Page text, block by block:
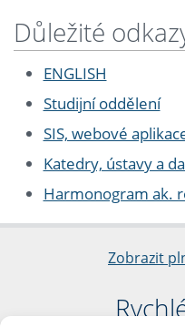
Důležité
ENGLISH
Studijní oddělení
SIS, webové
Katedry, ústavy a
Harmonogram ak.
Zobrazit